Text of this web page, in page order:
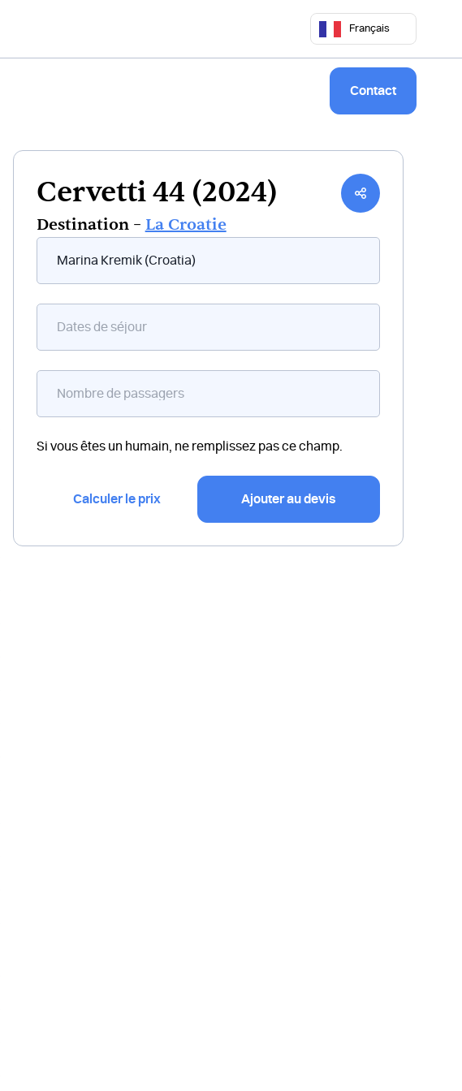
Français
Contact
Cervetti 44 (2024)
Destination – La Croatie
flottant
bateau
Si vous êtes un humain, ne remplissez pas ce champ.
Calculer le prix Ajouter au devis